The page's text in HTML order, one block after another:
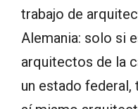
trabajo de
Alemania: solo si
arquitectos de la
un estado federal,